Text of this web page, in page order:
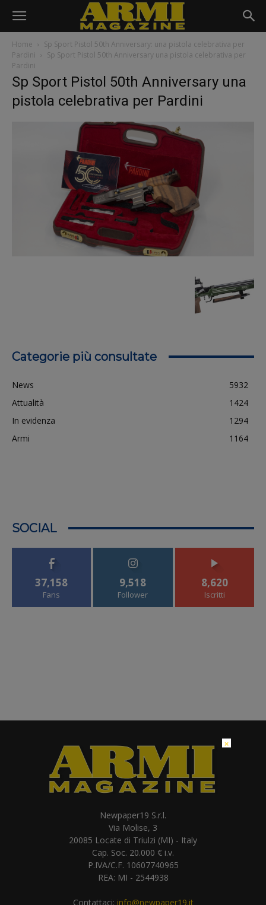
Home
Sp Sport Pistol 50th Anniversary: una pistola celebrativa per
Pardini
Sp Sport Pistol 50th Anniversary una pistola celebrativa per
Pardini
Sp Sport Pistol 50th Anniversary una
pistola celebrativa per Pardini
Categorie più consultate
News
5932
Attualità
1424
In evidenza
1294
Armi
1164
SOCIAL
37,158
Fans
9,518
Follower
8,620
Iscritti
Newpaper19 S.r.l.
Via Molise, 3
20085 Locate di Triulzi (MI) - Italy
Cap. Soc. 20.000 € i.v.
P.IVA/C.F. 10607740965
REA: MI - 2544938
Contattaci: info@newpaper19.it
×